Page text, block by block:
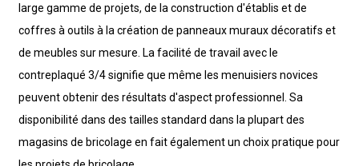
large gamme de projets, de la construction d'établis et de
coffres à outils à la création de panneaux muraux décoratifs et
de meubles sur mesure. La facilité de travail avec le
contreplaqué 3/4 signifie que même les menuisiers novices
peuvent obtenir des résultats d'aspect professionnel. Sa
disponibilité dans des tailles standard dans la plupart des
magasins de bricolage en fait également un choix pratique pour